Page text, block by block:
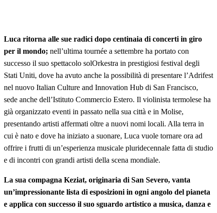
Luca ritorna alle sue radici dopo centinaia di concerti in giro
per il mondo; nell’ultima tournée a settembre ha portato con
successo il suo spettacolo solOrkestra in prestigiosi festival degli
Stati Uniti, dove ha avuto anche la possibilità di presentare l’Adrifest
nel nuovo Italian Culture and Innovation Hub di San Francisco,
sede anche dell’Istituto Commercio Estero. Il violinista termolese ha
già organizzato eventi in passato nella sua città e in Molise,
presentando artisti affermati oltre a nuovi nomi locali. Alla terra in
cui è nato e dove ha iniziato a suonare, Luca vuole tornare ora ad
offrire i frutti di un’esperienza musicale pluridecennale fatta di studio
e di incontri con grandi artisti della scena mondiale.
La sua compagna Keziat, originaria di San Severo, vanta
un’impressionante lista di esposizioni in ogni angolo del pianeta
e applica con successo il suo sguardo artistico a musica, danza e